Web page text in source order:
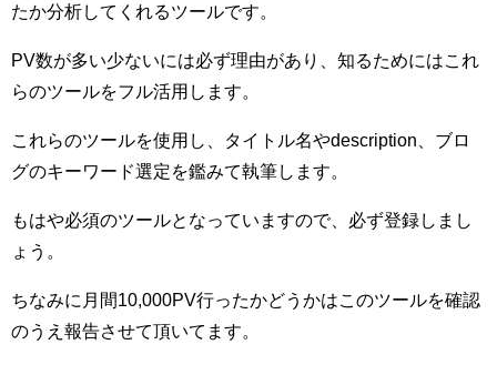
たか分析してくれるツールです。
PV数が多い少ないには必ず理由があり、知るためにはこれ
らのツールをフル活用します。
これらのツールを使用し、タイトル名やdescription、ブロ
グのキーワード選定を鑑みて執筆します。
もはや必須のツールとなっていますので、必ず登録しまし
ょう。
ちなみに月間10,000PV行ったかどうかはこのツールを確認
のうえ報告させて頂いてます。